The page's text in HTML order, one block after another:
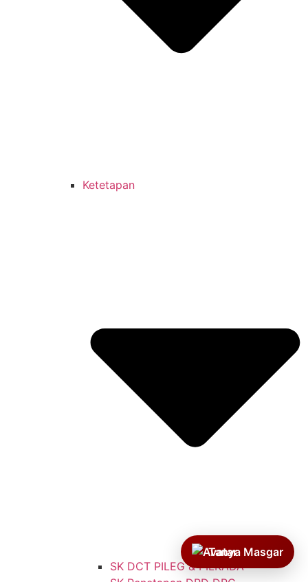
Ketetapan
SK DCT PILEG & PILKADA
Tanya Masgar